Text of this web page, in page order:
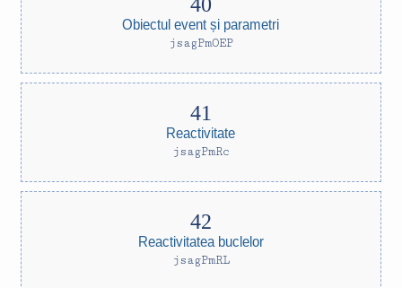
Obiectul event și parametri
jsagPmOEP
Reactivitate
jsagPmRc
Reactivitatea buclelor
jsagPmRL